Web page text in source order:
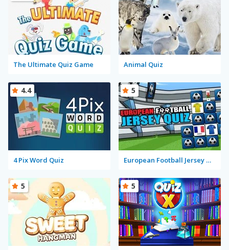
The Ultimate Quiz Game Animal Quiz
4 Pix Word Quiz
4.4
European Football Jersey Quiz
5
5 5